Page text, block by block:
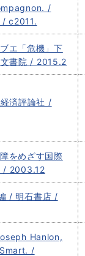
/
c2011.
エ「危機」下
書院 / 2015.2
済評論社 /
をめざす国際
/ 2003.12
/ 明石書店 /
Hanlon,
/